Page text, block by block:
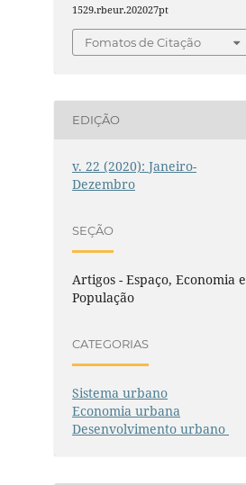
1529.rbeur.202027pt
Fomatos de Citação
EDIÇÃO
v. 22 (2020): Janeiro-
Dezembro
SEÇÃO
Artigos - Espaço, Economia e
População
CATEGORIAS
Sistema urbano
Economia urbana
Desenvolvimento urbano